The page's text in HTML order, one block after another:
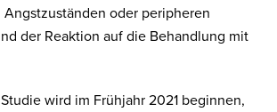
oder peripheren
der Reaktion auf die Behandlung mit
wird im Frühjahr 2021 beginnen,